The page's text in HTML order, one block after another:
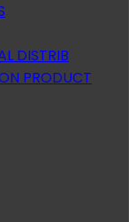
DISTRIB
PRODUCT